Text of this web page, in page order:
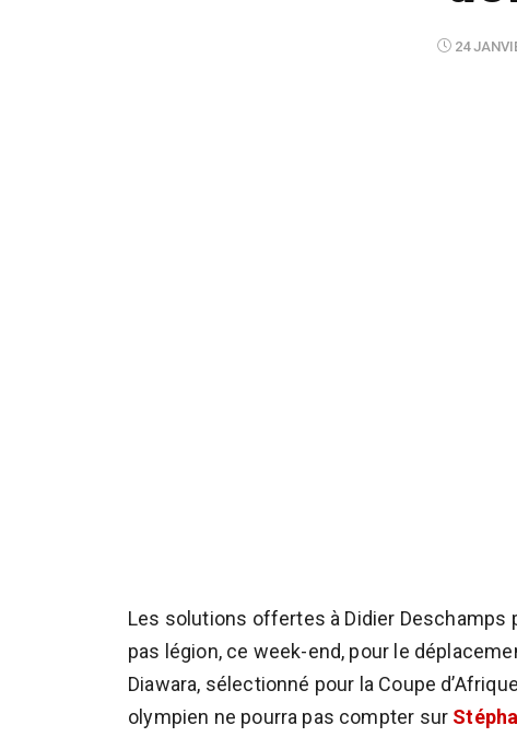
24
Les solutions offertes à Didier
pas légion, ce week-end, pour le
Diawara, sélectionné pour la Coupe
olympien ne pourra pas compter sur